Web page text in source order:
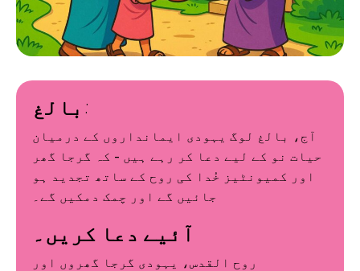
بالغ:
آج، بالغ لوگ یہودی ایمانداروں کے درمیان
حیات نو کے لیے دعا کر رہے ہیں - کہ گرجا گھر
اور کمیونٹیز خُدا کی روح کے ساتھ تجدید ہو
جائیں گے اور چمک دمکیں گے۔
آئیے دعا کریں۔
روح القدس، یہودی گرجا گھروں اور